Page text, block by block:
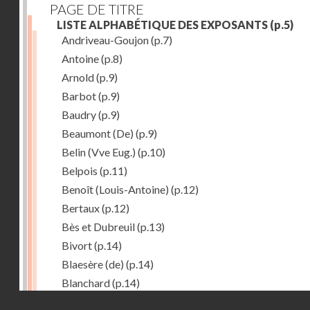
PAGE DE TITRE
LISTE ALPHABÉTIQUE DES EXPOSANTS (p.5)
Andriveau-Goujon(p.7)
Antoine(p.8)
Arnold(p.9)
Barbot(p.9)
Baudry(p.9)
Beaumont (De) (p.9)
Belin (Vve Eug.) (p.10)
Belpois (p.11)
Benoît (Louis-Antoine) (p.12)
Bertaux(p.12)
Bès et Dubreuil(p.13)
Bivort(p.14)
Blaesère (de) (p.14)
Blanchard(p.14)